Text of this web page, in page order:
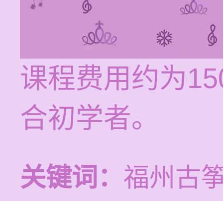
课程费用约为
合初学者。
关键词： 福州古